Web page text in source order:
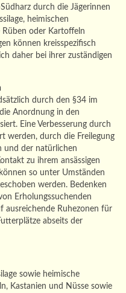
durch die Jägerinnen
heimischen
oder Kartoffeln
können kreisspezifisch
daher bei ihrer zuständigen
durch den §34 im
Anordnung in den
Eine Verbesserung durch
werden, durch die Freilegung
und der natürlichen
zu ihrem ansässigen
so unter Umständen
werden. Bedenken
Erholungssuchenden
ausreichende Ruhezonen für
abseits der
sowie heimische
Kastanien und Nüsse sowie